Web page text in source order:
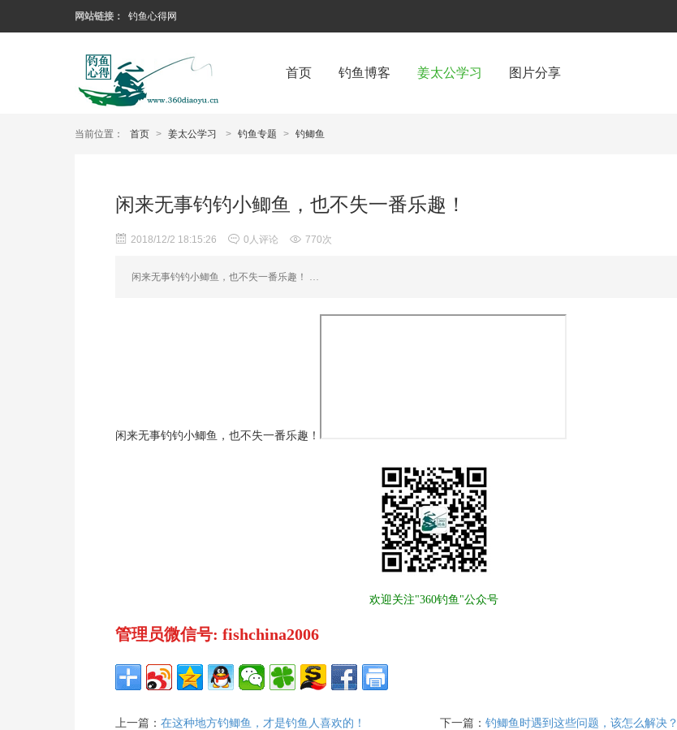
网站链接： 钓鱼心得网
首页 钓鱼博客 姜太公学习 图片分享
当前位置： 首页 > 姜太公学习 > 钓鱼专题 > 钓鲫鱼
闲来无事钓钓小鲫鱼，也不失一番乐趣！
2018/12/2 18:15:26 0人评论 770次
闲来无事钓钓小鲫鱼，也不失一番乐趣！ …
闲来无事钓钓小鲫鱼，也不失一番乐趣！
欢迎关注"360钓鱼"公众号
管理员微信号: fishchina2006
上一篇： 在这种地方钓鲫鱼，才是钓鱼人喜欢的！ 下一篇：钓鲫鱼时遇到这些问题，该怎么解决？